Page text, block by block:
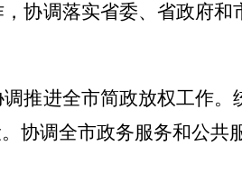
，协调落实省委、省政府和
推进全市简政放权工作。
。 协调全市政务服务和公共